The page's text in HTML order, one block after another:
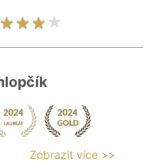
Zobrazit více >>